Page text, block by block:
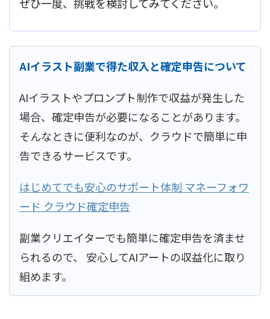
AIイラスト副業で得た収入と確定申告について
AIイラストやプロンプト制作で収益が発生した
場合、確定申告が必要になることがあります。
そんなときに便利なのが、クラウドで簡単に申
告できるサービスです。
はじめてでも安心のサポート体制 マネーフォワ
ード クラウド確定申告
副業クリエイターでも簡単に確定申告を済ませ
られるので、 安心してAIアートの収益化に取り
組めます。